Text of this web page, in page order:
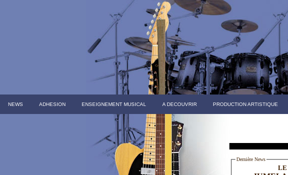
NEWS ADHESION ENSEIGNEMENT MUSICAL A DECOUVRIR PRODUCTION ARTISTIQUE
Dernière News